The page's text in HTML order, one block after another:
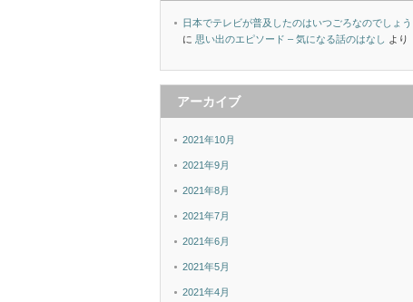
日本でテレビが普及したのはいつごろなのでしょう
に 思い出のエピソード – 気になる話のはなし より
アーカイブ
2021年10月
2021年9月
2021年8月
2021年7月
2021年6月
2021年5月
2021年4月